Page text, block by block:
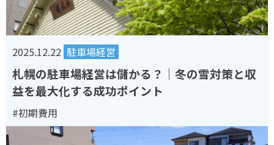
2025.12.22 駐車場経営
札幌の駐車場経営は儲かる？｜冬の雪対策と収
益を最大化する成功ポイント
#初期費用